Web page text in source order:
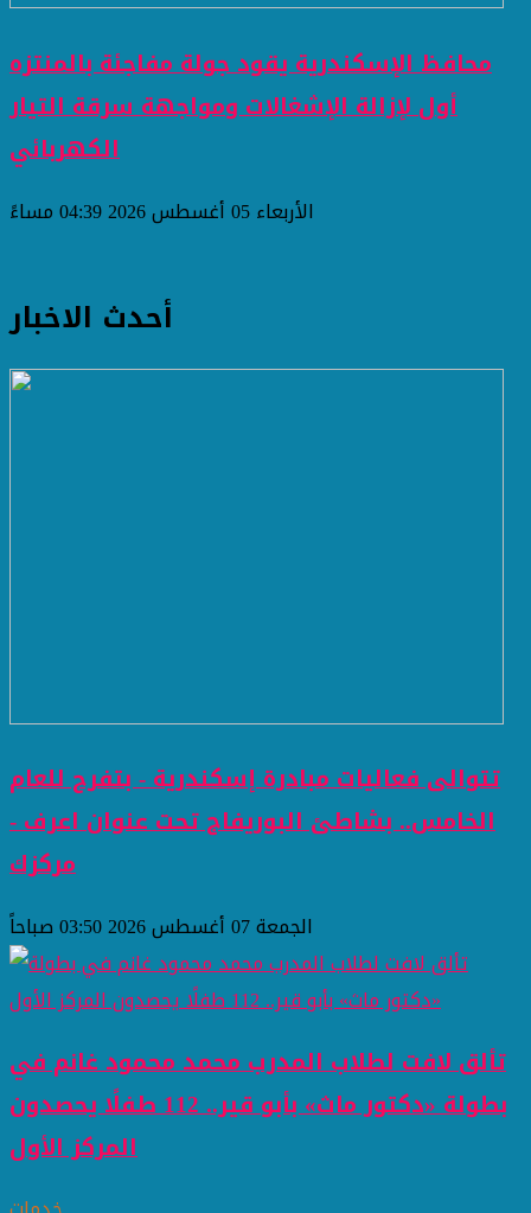
محافظ الإسكندرية يقود جولة مفاجئة بالمنتزه
أول لإزالة الإشغالات ومواجهة سرقة التيار
الكهربائي
الأربعاء 05 أغسطس 2026 04:39 مساءً
أحدث الاخبار
تتوالى فعاليات مبادرة إسكندرية - بتفرح للعام
الخامس.. بشاطئ البوريفاج تحت عنوان اعرف -
مركزك
الجمعة 07 أغسطس 2026 03:50 صباحاً
تألق لافت لطلاب المدرب محمد محمود غانم في
بطولة «دكتور ماث» بأبو قير.. 112 طفلًا يحصدون
المركز الأول